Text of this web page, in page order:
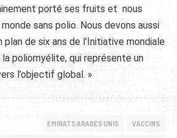
porté ses fruits et nous
sans polio. Nous devons aussi
plan de six ans de l’Initiative mondiale
la poliomyélite, qui représente un
l’objectif global. »
EMIRATS ARABES UNIS VACCINS